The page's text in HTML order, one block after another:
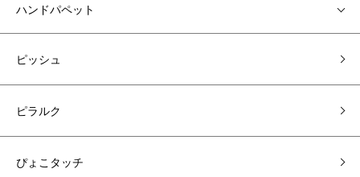
ハンドパペット
ピッシュ
ピラルク
ぴょこタッチ